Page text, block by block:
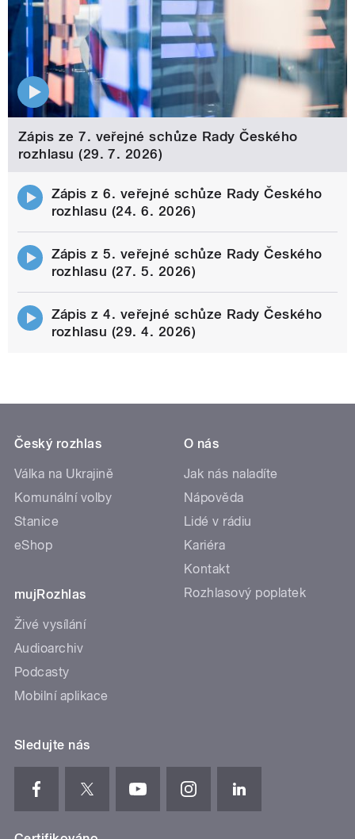
Zápis ze 7. veřejné schůze Rady Českého
rozhlasu (29. 7. 2026)
Zápis z 6. veřejné schůze Rady Českého
rozhlasu (24. 6. 2026)
Zápis z 5. veřejné schůze Rady Českého
rozhlasu (27. 5. 2026)
Zápis z 4. veřejné schůze Rady Českého
rozhlasu (29. 4. 2026)
Český rozhlas
Válka na Ukrajině
Komunální volby
Stanice
eShop
mujRozhlas
Živé vysílání
Audioarchiv
Podcasty
Mobilní aplikace
O nás
Jak nás naladíte
Nápověda
Lidé v rádiu
Kariéra
Kontakt
Rozhlasový poplatek
Sledujte nás